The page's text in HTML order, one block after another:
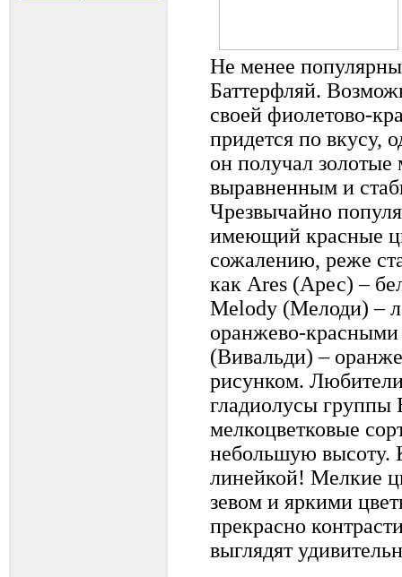
Не менее
Баттерфляй.
своей фиолетово-
придется по вкусу,
он получал золотые
выравненным и
Чрезвычайно
имеющий красные
сожалению, реже
как Ares (Арес) –
Melody (Мелоди) –
оранжево-
(Вивальди) –
рисунком.
гладиолусы группы
мелкоцветковые
небольшую высоту.
линейкой! Мелкие
зевом и яркими
прекрасно
выглядят